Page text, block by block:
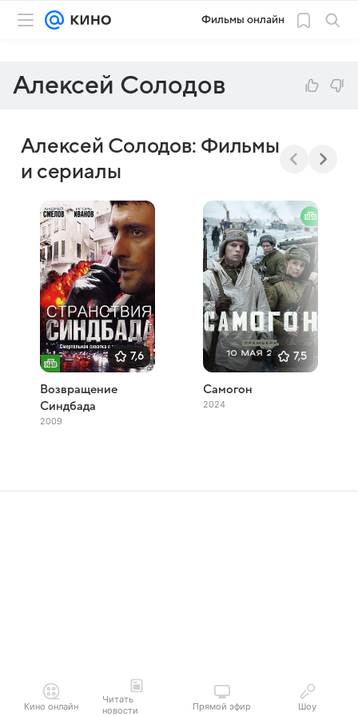
Фильмы онлайн
Алексей Солодов
Алексей Солодов: Фильмы
и сериалы
7,6
Возвращение
Синдбада
2009
7,5
Самогон
2024
Кино онлайн
Читать
новости
Прямой эфир Шоу